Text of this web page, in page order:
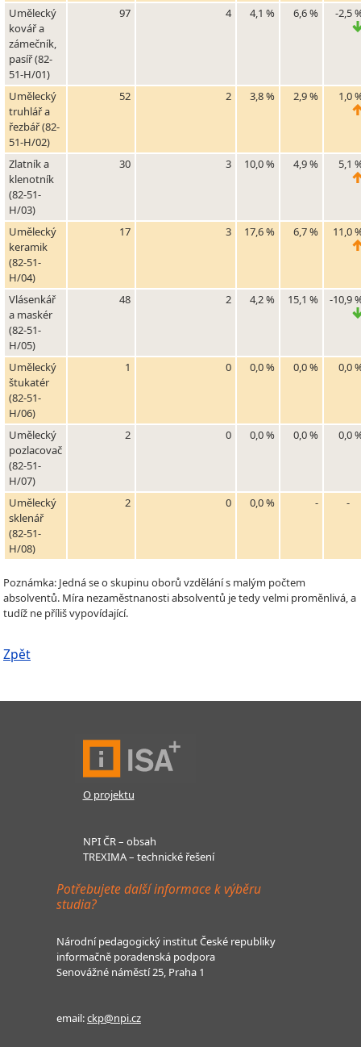
Umělecký
kovář a
zámečník,
pasíř (82-
51-H/01)
97 4 4,1 % 6,6 % -2,5
Umělecký
truhlář a
řezbář (82-
51-H/02)
52 2 3,8 % 2,9 % 1,0
Zlatník a
klenotník
(82-51-
H/03)
30 3 10,0 % 4,9 % 5,1
Umělecký
keramik
(82-51-
H/04)
17 3 17,6 % 6,7 % 11,0
Vlásenkář
a maskér
(82-51-
H/05)
48 2 4,2 % 15,1 % -10,9
Umělecký
štukatér
(82-51-
H/06)
1 0 0,0 % 0,0 % 0,0
Umělecký
pozlacovač
(82-51-
H/07)
2 0 0,0 % 0,0 % 0,0
Umělecký
sklenář
(82-51-
H/08)
2 0 0,0 % - -
Poznámka: Jedná se o skupinu oborů vzdělání s malým počtem
absolventů. Míra nezaměstnanosti absolventů je tedy velmi proměnlivá, a
tudíž ne příliš vypovídající.
Zpět
O projektu
NPI ČR – obsah
TREXIMA – technické řešení
Potřebujete další informace k výběru
studia?
Národní pedagogický institut České republiky
informačně poradenská podpora
Senovážné náměstí 25, Praha 1
email:ckp@npi.cz